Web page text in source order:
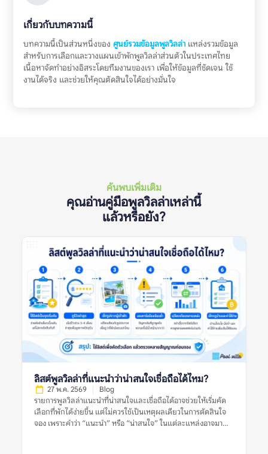
เกี่ยวกับบทความนี้
บทความนี้เป็นส่วนหนึ่งของ ศูนย์รวมข้อมูลพูลวิลล่าแหล่งรวมข้อมูล
สำหรับการเลือกและวางแผนเข้าพักพูลวิลล่าส่วนตัวในประเทศไทย
เนื้อหาจัดทำอย่างอิสระโดยทีมงานของเรา เพื่อให้ข้อมูลที่ชัดเจน ใช้
งานได้จริง และช่วยให้คุณตัดสินใจได้อย่างมั่นใจ
ค้นพบเพิ่มเติม
คุณอ่านคู่มือพูลวิลล่าเหล่านี้
แล้วหรือยัง?
ลิสต์พูลวิลล่าที่แนะนำว่าน่าสนใจเชื่อถือได้ไหม?
27 พ.ค. 2569 Blog
รายการพูลวิลล่าแนะนำที่น่าสนใจและเชื่อถือได้อาจช่วยให้เริ่มคัด
เลือกที่พักได้ง่ายขึ้น แต่ไม่ควรใช้เป็นเหตุผลเดียวในการตัดสินใจ
จอง เพราะคำว่า “แนะนำ” หรือ “น่าสนใจ” ในแต่ละแหล่งอาจมา